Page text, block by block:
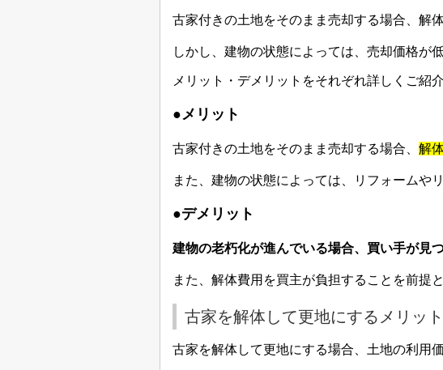
古家付きの土地をそのまま売却する場合、解
しかし、建物の状態によっては、売却価格が
メリット・デメリットをそれぞれ詳しくご紹
●メリット
古家付きの土地をそのまま売却する場合、 解
また、建物の状態によっては、リフォームや
●デメリット
建物の老朽化が進んでいる場合、買い手が見
また、解体費用を買主が負担することを前提
古家を解体して更地にするメリッ
古家を解体して更地にする場合、土地の利用